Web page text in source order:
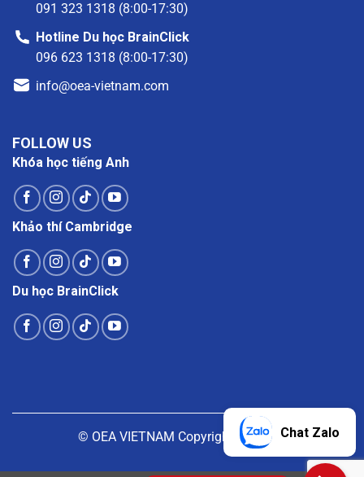
091 323 1318 (8:00-17:30)
Hotline Du học BrainClick
096 623 1318 (8:00-17:30)
info@oea-vietnam.com
FOLLOW US
Khóa học tiếng Anh
Khảo thí Cambridge
Du học BrainClick
© OEA VIETNAM Copyright |Liên hệChat Zalo